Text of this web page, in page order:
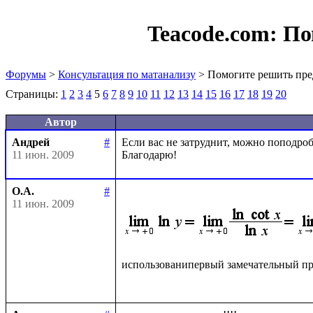
Teacode.com:
Форумы > Консультация по матанализу > Помогите решить
Страницы: 1 2 3 4 5 6 7 8 9 10 11 12 13 14 15 16 17 18 19 20
Автор
Андрей
#
11 июн. 2009
Если вас не затруднит, можно
О.А.
#
11 июн. 2009
использованипервый замечательный